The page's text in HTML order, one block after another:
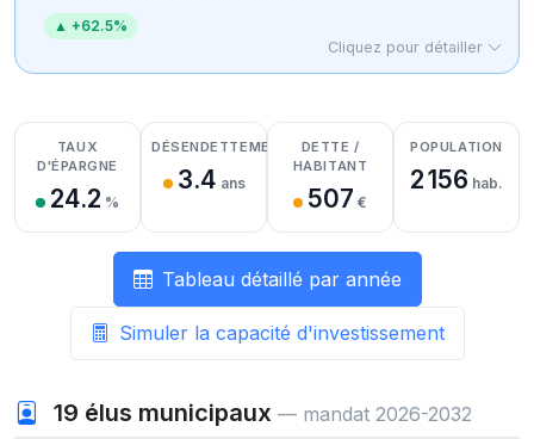
▲ +62.5%
Cliquez pour détailler
Détail des recettes
Détail des dépenses
Détail de la trésorerie
TAUX
D'ÉPARGNE
24.2 %
DÉSENDETTEMENT
3.4 ans
DETTE /
HABITANT
507 €
POPULATION
2 156 hab.
Tableau détaillé par année
Simuler la capacité d'investissement
19 élus municipaux — mandat 2026-2032